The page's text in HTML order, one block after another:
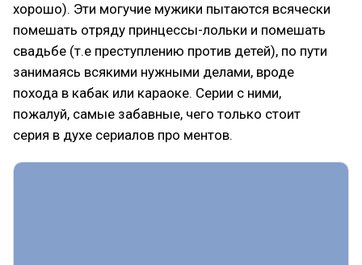
хорошо). Эти могучие мужики пытаются всячески
помешать отряду принцессы-лольки и помешать
свадьбе (т.е преступлению против детей), по пути
занимаясь всякими нужными делами, вроде
похода в кабак или караоке. Серии с ними,
пожалуй, самые забавные, чего только стоит
серия в духе сериалов про ментов.